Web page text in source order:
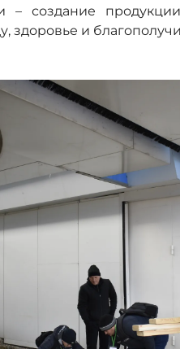
– создание
здоровье и